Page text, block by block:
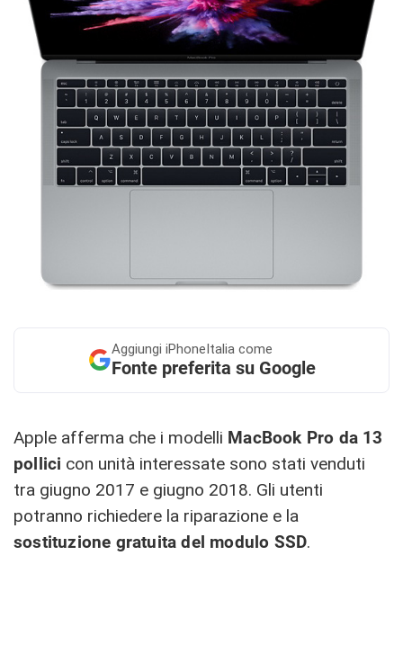
Aggiungi iPhoneItalia come
Fonte preferita su Google
Apple afferma che i modelli MacBook Pro da 13
pollici con unità interessate sono stati venduti
tra giugno 2017 e giugno 2018. Gli utenti
potranno richiedere la riparazione e la
sostituzione gratuita del modulo SSD.